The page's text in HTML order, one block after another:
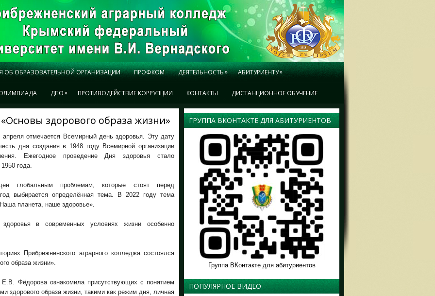
ОБ ОБРАЗОВАТЕЛЬНОЙ ОРГАНИЗАЦИИ ПРОФКОМ ДЕЯТЕЛЬНОСТЬ» АБИТУРИЕНТУ»
ДПО» ПРОТИВОДЕЙСТВИЕ КОРРУПЦИИ КОНТАКТЫ ДИСТАНЦИОННОЕ ОБУЧЕНИЕ
здорового образа жизни»
отмечается Всемирный день здоровья. Эту дату
дня создания в 1948 году Всемирной организации
Ежегодное проведение Дня здоровья стало
года.
глобальным проблемам, которые стоят перед
выбирается определённая тема. В 2022 году тема
планета, наше здоровье».
в современных условиях жизни особенно
Прибрежненского аграрного колледжа состоялся
образа жизни».
Е.В. Фёдорова ознакомила присутствующих с понятием
здорового образа жизни, такими как режим дня, личная
ГРУППА ВКОНТАКТЕ ДЛЯ АБИТУРИЕНТОВ
Группа ВКонтакте для абитуриентов
ПОПУЛЯРНОЕ ВИДЕО